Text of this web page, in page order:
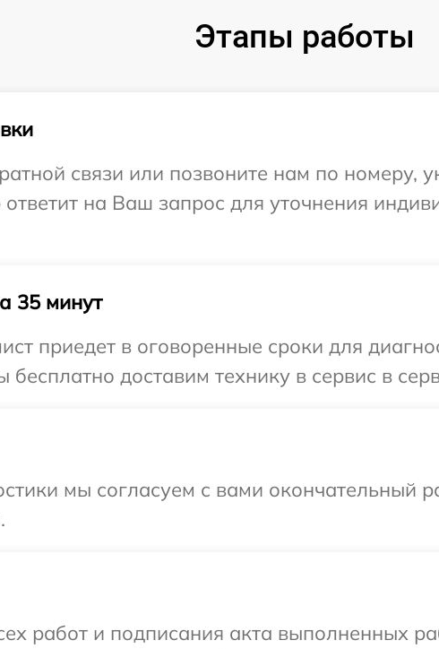
Этапы работы
связи или позвоните нам по номеру,
на Ваш запрос для уточнения
35 минут
приедет в оговоренные сроки для
доставим технику в сервис в
мы согласуем с вами окончательный
работ и подписания акта выполненных